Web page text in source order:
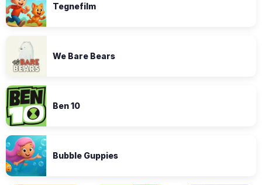
Tegnefilm
We Bare Bears
Ben 10
Bubble Guppies